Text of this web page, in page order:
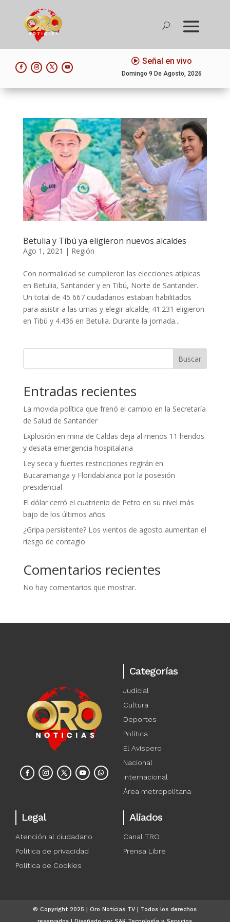
Señal en vivo
Domingo 9 De Agosto, 2026
Betulia y Tibú ya eligieron nuevos alcaldes
Ago 1, 2021 | Región
Con normalidad se cumplieron las elecciones atípicas
en Betulia, Santander y en Tibú, Norte de Santander.
Un total de 45 667 ciudadanos estaban habilitados
para asistir a las urnas y elegir alcalde; 41.231 eligieron
en Tibú y 4.436 en Betulia. Durante la jornada...
Buscar
Entradas recientes
La movida política que frenó el cambio en la Secretaría
de Salud de Santander
Explosión en mina de Caldas deja al menos 11 heridos
y desata emergencia hospitalaria
Ley seca y fuertes restricciones regirán en
Bucaramanga y Floridablanca por la posesión
presidencial
El dólar cerró el cuatrienio de Petro en su nivel más
bajo de los últimos años
¿Gripa persistente? Los vientos de agosto aumentan el
riesgo de contagio
Comentarios recientes
No hay comentarios que mostrar.
Categorías
Judicial
Cultura
Deportes
Política
El Avispero
Nacional
Internacional
Área metropolitana
Legal
Atención al ciudadano
Política de privacidad
Política de Cookies
Aliados
Canal TRO
Prensa Libre
© Copyright 2025 | Oro Noticias TV | Todos los derechos